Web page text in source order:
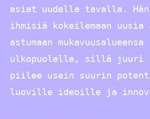
asiat uudella tavalla. Hän
ihmisiä kokeilemaan
astumaan mukavuusalueensa
ulkopuolelle, sillä juuri
piilee usein suurin
luoville ideoille ja